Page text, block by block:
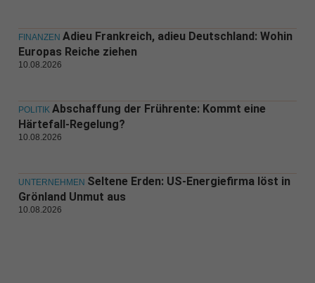
FINANZEN Adieu Frankreich, adieu Deutschland: Wohin
Europas Reiche ziehen
10.08.2026
POLITIK Abschaffung der Frührente: Kommt eine
Härtefall-Regelung?
10.08.2026
UNTERNEHMEN Seltene Erden: US-Energiefirma löst in
Grönland Unmut aus
10.08.2026